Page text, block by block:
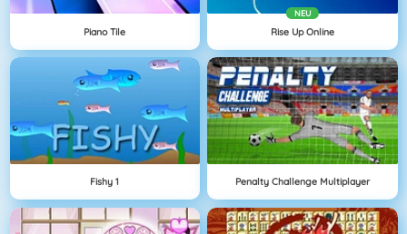
Piano Tile
NEU
Rise Up Online
Fishy 1 Penalty Challenge Multiplayer